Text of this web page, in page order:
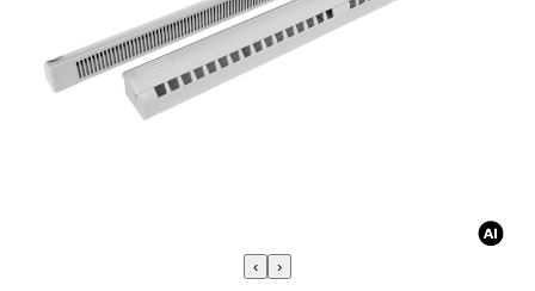
‹ ›